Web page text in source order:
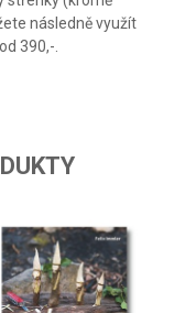
následně využít
390,-.